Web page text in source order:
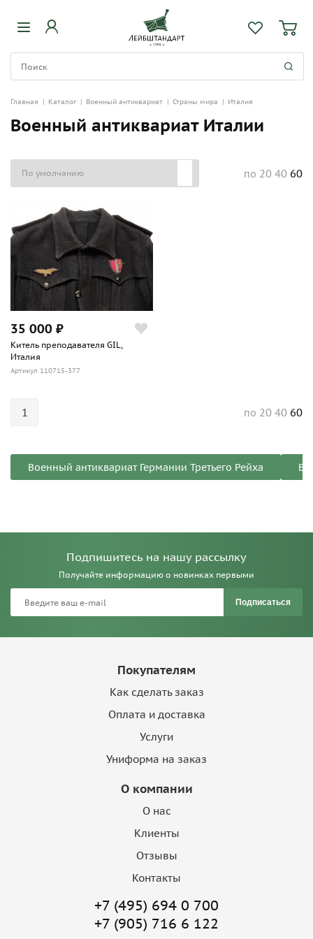
Главная | Каталог | Военный антиквариат | Страны мира | Италия
Военный антиквариат Италии
по 20 40 60
35 000 ₽
Китель преподавателя GIL,
Италия
Артикул 110715-377
1 по 20 40 60
Военный антиквариат Германии Третьего Рейха
Подпишитесь на нашу рассылку
Получайте информацию о новинках первыми
Подписаться
Покупателям
Как сделать заказ
Оплата и доставка
Услуги
Униформа на заказ
О компании
О нас
Клиенты
Отзывы
Контакты
+7 (495) 694 0 700
+7 (905) 716 6 122